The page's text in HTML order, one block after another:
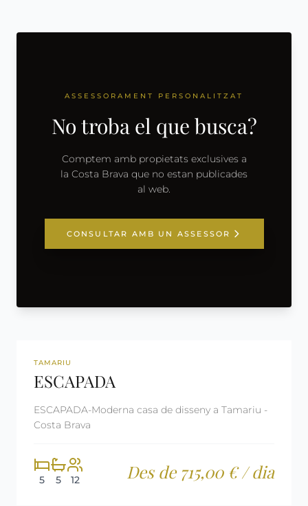
ASSESSORAMENT PERSONALITZAT
No troba el que busca?
Comptem amb propietats exclusives a
la Costa Brava que no estan publicades
al web.
CONSULTAR AMB UN ASSESSOR
REF: CM86
TAMARIU
ESCAPADA
ESCAPADA-Moderna casa de disseny a Tamariu -
Costa Brava
5 5 12 Des de 715,00 € / dia